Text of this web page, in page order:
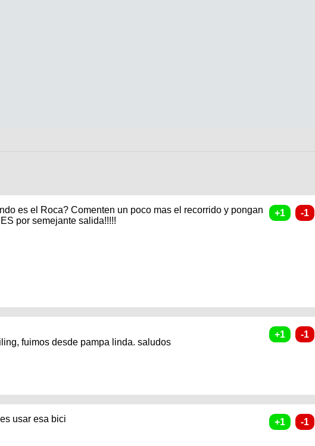
es el Roca? Comenten un poco mas el recorrido y pongan
por semejante salida!!!!!
fuimos desde pampa linda. saludos
usar esa bici